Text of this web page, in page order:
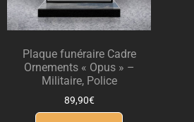
Plaque funéraire Cadre
Ornements « Opus » –
Militaire, Police
89,90€